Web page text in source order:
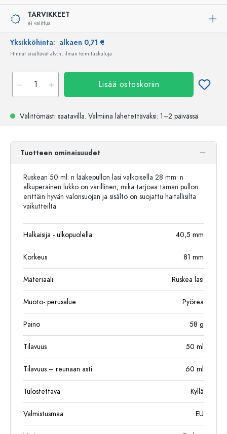
TARVIKKEET
ei valittua
Yksikköhinta: alkaen 0,71 €
Hinnat sisältävät alv:n, ilman toimituskuluja
Lisää ostoskoriin
Välittömästi saatavilla. Valmiina lähetettäväksi: 1–2 päivässä
Tuotteen ominaisuudet
Ruskean 50 ml: n lääkepullon lasi valkoisella 28 mm: n
alkuperäinen lukko on värillinen, mikä tarjoaa tämän pullon
erittäin hyvän valonsuojan ja sisältö on suojattu haitallisilta
vaikutteilta.
Halkaisija - ulkopuolella 40,5 mm
Korkeus 81 mm
Materiaali Ruskea lasi
Muoto- perusalue Pyöreä
Paino 58 g
Tilavuus 50 ml
Tilavuus – reunaan asti 60 ml
Tulostettava Kyllä
Valmistusmaa EU